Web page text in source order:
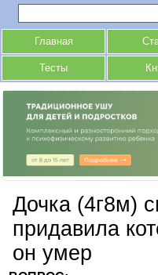
Главная
Тесты
Дочка (4г8м)
придавила
он умер